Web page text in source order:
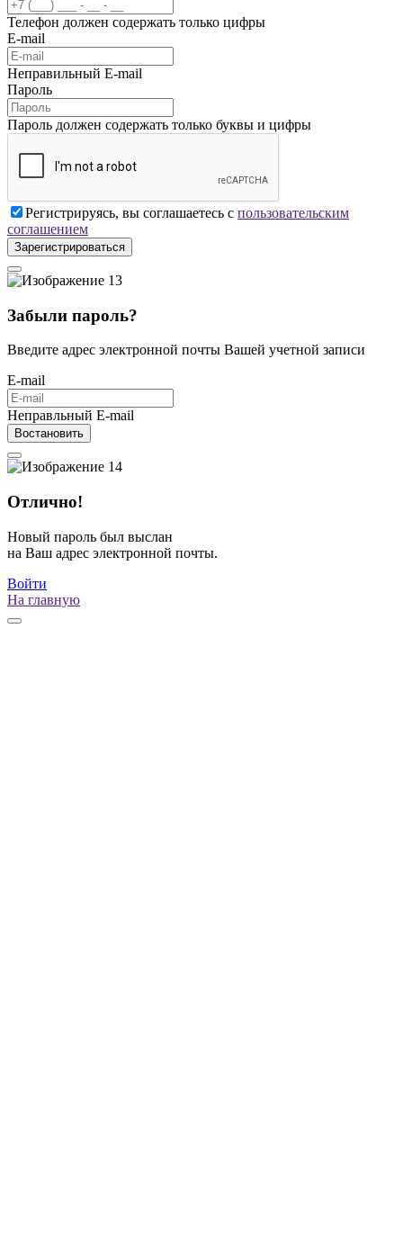
Телефон должен содержать только цифры
E-mail
Неправильный E-mail
Пароль
Пароль должен содержать только буквы и цифры
Регистрируясь, вы соглашаетесь с пользовательским
соглашением
Зарегистрироваться
Забыли пароль?
Введите адрес электронной почты Вашей учетной записи
E-mail
Неправльный E-mail
Востановить
Отлично!
Новый пароль был выслан
на Ваш адрес электронной почты.
Войти
На главную